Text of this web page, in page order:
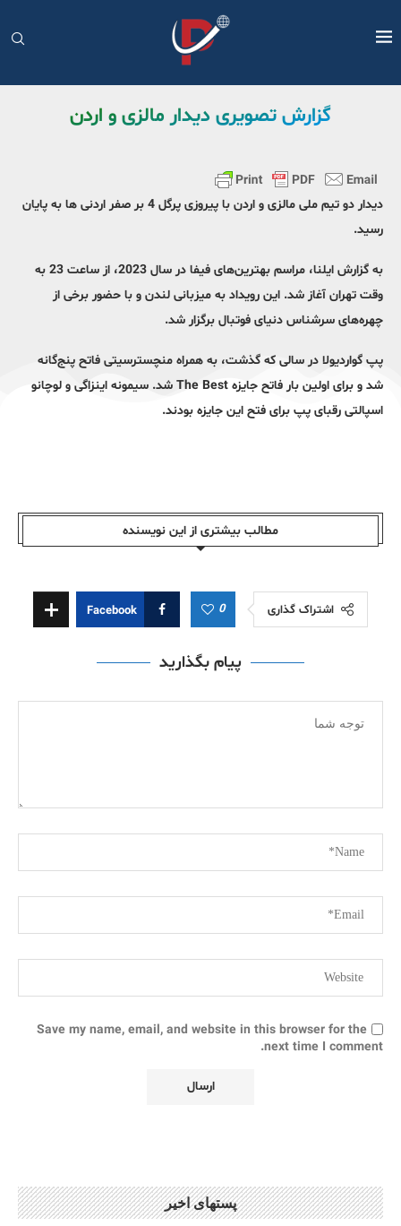
گزارش تصویری دیدار مالزی و اردن
دیدار دو تیم ملی مالزی و اردن با پیروزی پرگل 4 بر صفر اردنی ها به پایان
رسید.
به گزارش ایلنا، مراسم بهترین‌های فیفا در سال 2023، از ساعت 23 به
وقت تهران آغاز شد. این رویداد به میزبانی لندن و با حضور برخی از
چهره‌های سرشناس دنیای فوتبال برگزار شد.
پپ گواردیولا در سالی که گذشت، به همراه منچسترسیتی فاتح پنج‌گانه
شد و برای اولین بار فاتح جایزه The Best شد. سیمونه اینزاگی و لوچانو
اسپالتی رقبای پپ برای فتح این جایزه بودند.
مطالب بیشتری از این نویسندە
اشتراک گذاری 0
Facebook
پیام بگذارید
Save my name, email, and website in this browser for the
next time I comment.
پستهای اخیر